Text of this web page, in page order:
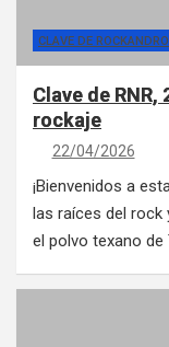
CLAVE DE
Clave de
rockaje
22/04/2026
¡Bienvenidos a
las raíces del rock
el polvo texano